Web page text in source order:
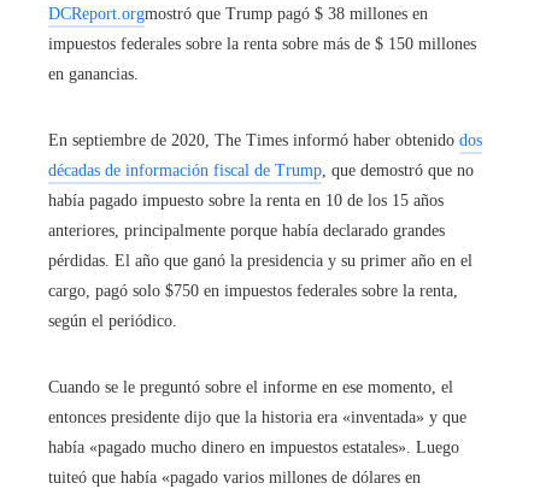
DCReport.orgmostró que Trump pagó $ 38 millones en
impuestos federales sobre la renta sobre más de $ 150 millones
en ganancias.
En septiembre de 2020, The Times informó haber obtenido dos
décadas de información fiscal de Trump, que demostró que no
había pagado impuesto sobre la renta en 10 de los 15 años
anteriores, principalmente porque había declarado grandes
pérdidas. El año que ganó la presidencia y su primer año en el
cargo, pagó solo $750 en impuestos federales sobre la renta,
según el periódico.
Cuando se le preguntó sobre el informe en ese momento, el
entonces presidente dijo que la historia era «inventada» y que
había «pagado mucho dinero en impuestos estatales». Luego
tuiteó que había «pagado varios millones de dólares en